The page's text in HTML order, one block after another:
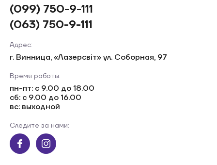
(099) 750-9-111
(063) 750-9-111
Адрес:
г. Винница, «Лазерсвiт» ул. Соборная, 97
Время работы:
пн-пт: с 9.00 до 18.00
сб: с 9.00 до 16.00
вс: выходной
Следите за нами: